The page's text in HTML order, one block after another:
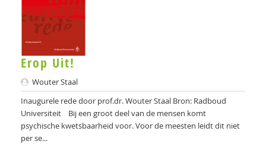
Gijs Kok
Mariken de Koning
Willem Koops
Lies Korevaar
Sanne Kraak
Simone Krijgsman
Erop Uit!
Wouter Staal
Inaugurele rede door prof.dr. Wouter Staal Bron: Radboud
Universiteit Bij een groot deel van de mensen komt
psychische kwetsbaarheid voor. Voor de meesten leidt dit niet
per se...